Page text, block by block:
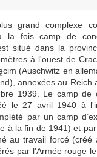
grand complexe
la fois camp de
situé dans la
à l'ouest de
(Auschwitz en
annexées au Reich
1939. Le camp de
le 27 avril 1940 à
par un camp
à la fin de 1941) et
au travail forcé (créé
par l'Armée rouge